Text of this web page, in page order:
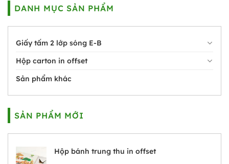
DANH MỤC SẢN PHẨM
Giấy tấm 2 lớp sóng E-B
Hộp carton in offset
Sản phẩm khác
SẢN PHẨM MỚI
Hộp bánh trung thu in offset